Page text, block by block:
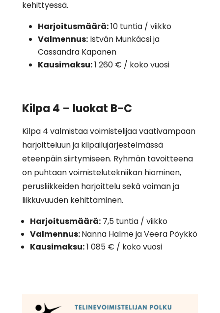
kehittyessä.
Harjoitusmäärä:10 tuntia / viikko
Valmennus: István Munkácsi ja
Cassandra Kapanen
Kausimaksu:1 260 € / koko vuosi
Kilpa 4 – luokat B-C
Kilpa 4 valmistaa voimistelijaa vaativampaan
harjoitteluun ja kilpailujärjestelmässä
eteenpäin siirtymiseen. Ryhmän tavoitteena
on puhtaan voimistelutekniikan hiominen,
perusliikkeiden harjoittelu sekä voiman ja
liikkuvuuden kehittäminen.
Harjoitusmäärä: 7,5 tuntia / viikko
Valmennus:Nanna Halme ja Veera Pöykkö
Kausimaksu:1 085 € / koko vuosi